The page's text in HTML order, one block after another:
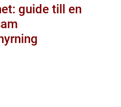
guide till en